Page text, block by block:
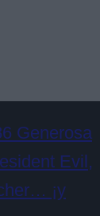
Generosa
Evil,
¡y